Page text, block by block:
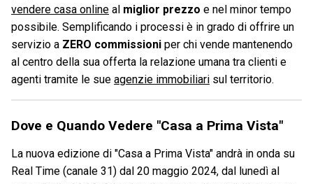
vendere casa online al miglior prezzo e nel minor tempo
possibile. Semplificando i processi è in grado di offrire un
servizio a ZERO commissioni per chi vende mantenendo
al centro della sua offerta la relazione umana tra clienti e
agenti tramite le sue agenzie immobiliari sul territorio.
Dove e Quando Vedere "Casa a Prima Vista"
La nuova edizione di "Casa a Prima Vista" andrà in onda su
Real Time (canale 31) dal 20 maggio 2024, dal lunedì al